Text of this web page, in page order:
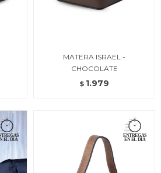
MATERA ISRAEL -
CHOCOLATE
$ 1.979